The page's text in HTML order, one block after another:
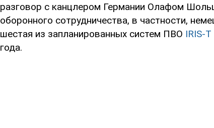
разговор с канцлером Германии Олафом
оборонного сотрудничества, в частности,
шестая из запланированных систем ПВО IRIS-T
года.